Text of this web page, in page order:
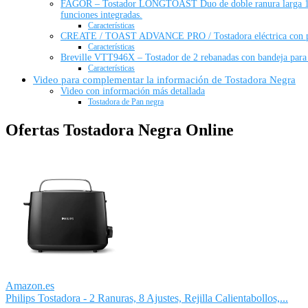
FAGOR – Tostador LONGTOAST Duo de doble ranura larga
funciones integradas.
Características
CREATE / TOAST ADVANCE PRO / Tostadora eléctrica
Características
Breville VTT946X – Tostador de 2 rebanadas con bandeja
Características
Video para complementar la información de Tostadora Negra
Video con información más detallada
Tostadora de Pan negra
Ofertas Tostadora Negra Online
Amazon.es
Philips Tostadora - 2 Ranuras, 8 Ajustes, Rejilla Calientabollos,...